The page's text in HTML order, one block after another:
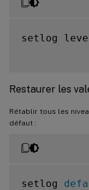
setlog
Restaurer les
Rétablir tous les
défaut :
setlog